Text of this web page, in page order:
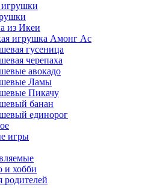
из Икеи
игрушка Амонг Ас
гусеница
черепаха
авокадо
Ламы
Пикачу
банан
единорог
игры
и хобби
родителей